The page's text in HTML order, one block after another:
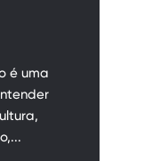
é uma